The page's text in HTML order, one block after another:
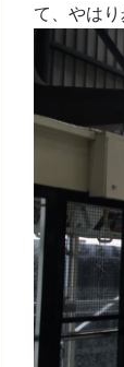
て、やはり